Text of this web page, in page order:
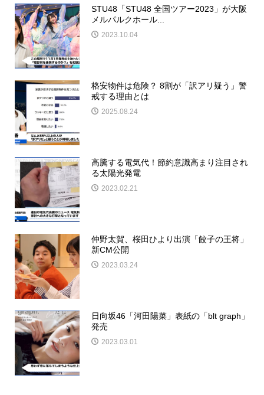
STU48「STU48 全国ツアー2023」が大阪
メルパルクホール...
2023.10.04
格安物件は危険？ 8割が「訳アリ疑う」警
戒する理由とは
2025.08.24
高騰する電気代！節約意識高まり注目され
る太陽光発電
2023.02.21
仲野太賀、桜田ひより出演「餃子の王将」
新CM公開
2023.03.24
日向坂46「河田陽菜」表紙の「blt graph」
発売
2023.03.01